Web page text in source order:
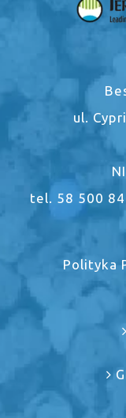
ul.
tel. 58 500
Polityka